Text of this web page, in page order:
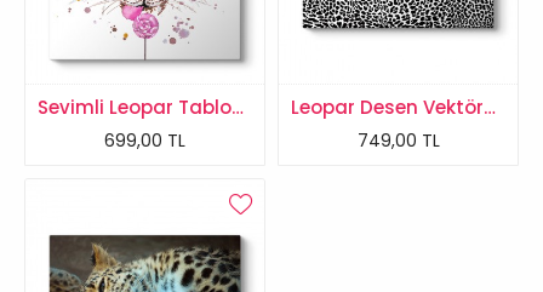
Sevimli Leopar Tablosu
699,00 TL
Leopar Desen Vektörel Tablo
749,00 TL